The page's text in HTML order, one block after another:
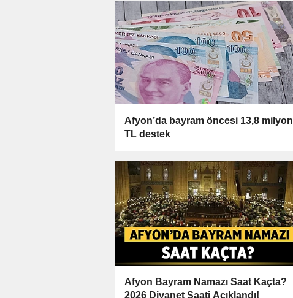
Afyon’da bayram öncesi 13,8 milyon
TL destek
Afyon Bayram Namazı Saat Kaçta?
2026 Diyanet Saati Açıklandı!